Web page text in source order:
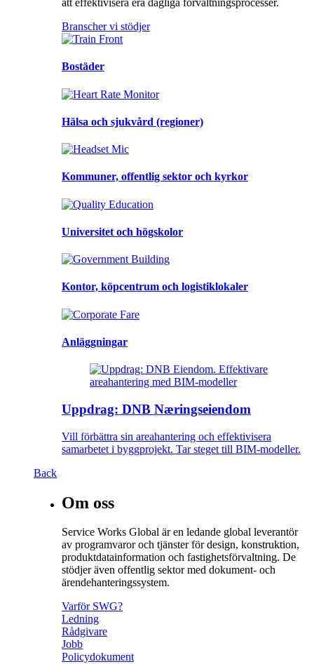
att effektivisera era dagliga förvaltningsprocesser.
Branscher vi stödjer
Bostäder
Hälsa och sjukvård (regioner)
Kommuner, offentlig sektor och kyrkor
Universitet och högskolor
Kontor, köpcentrum och logistiklokaler
Anläggningar
Uppdrag: DNB Næringseiendom
Vill förbättra sin areahantering och effektivisera
samarbetet i byggprojekt. Tar steget till BIM-modeller.
Back
Om oss
Service Works Global är en ledande global leverantör
av programvaror och tjänster för design, konstruktion,
produktdatainformation och fastighetsförvaltning. De
stödjer även offentlig sektor med dokument- och
ärendehanteringssystem.
Varför SWG?
Ledning
Rådgivare
Jobb
Policydokument